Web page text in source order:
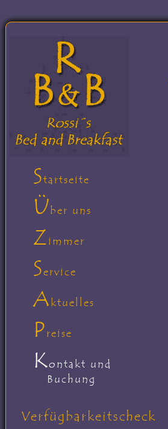
Startseite
Über uns
Zimmer
Service
Aktuelles
Preise
Kontakt und
Buchung
Verfügbarkeitscheck